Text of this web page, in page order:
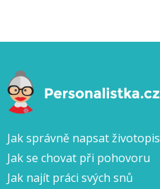
Jak správně napsat životopis
Jak se chovat při pohovoru
Jak najít práci svých snů